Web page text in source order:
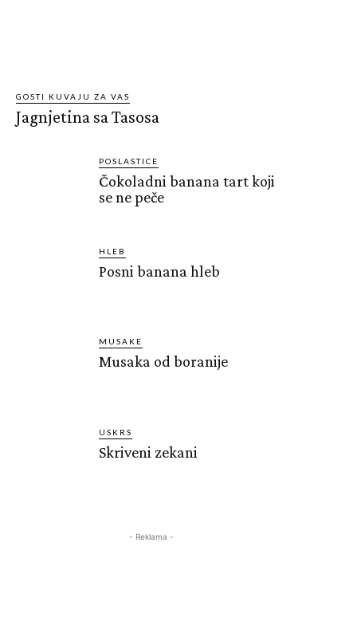
GOSTI KUVAJU ZA VAS
Jagnjetina sa Tasosa
POSLASTICE
Čokoladni banana tart koji
se ne peče
HLEB
Posni banana hleb
MUSAKE
Musaka od boranije
USKRS
Skriveni zekani
- Reklama -